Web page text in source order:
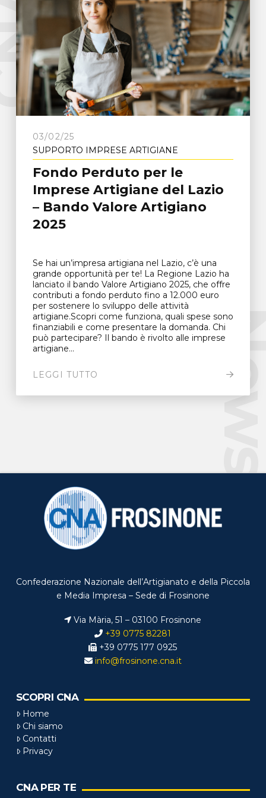
03/02/25
SUPPORTO IMPRESE ARTIGIANE
Fondo Perduto per le
Imprese Artigiane del Lazio
– Bando Valore Artigiano
2025
Se hai un’impresa artigiana nel Lazio, c’è una
grande opportunità per te! La Regione Lazio ha
lanciato il bando Valore Artigiano 2025, che offre
contributi a fondo perduto fino a 12.000 euro
per sostenere lo sviluppo delle attività
artigiane.Scopri come funziona, quali spese sono
finanziabili e come presentare la domanda. Chi
può partecipare? Il bando è rivolto alle imprese
artigiane...
LEGGI TUTTO
Confederazione Nazionale dell’Artigianato e della Piccola
e Media Impresa – Sede di Frosinone
Via Mària, 51 – 03100 Frosinone
+39 0775 82281
+39 0775 177 0925
info@frosinone.cna.it
SCOPRI CNA
Home
Chi siamo
Contatti
Privacy
CNA PER TE